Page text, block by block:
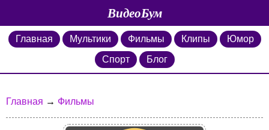
ВидеоБум
Главная Мультики Фильмы Клипы
Юмор
Спорт
Блог
Главная → Фильмы